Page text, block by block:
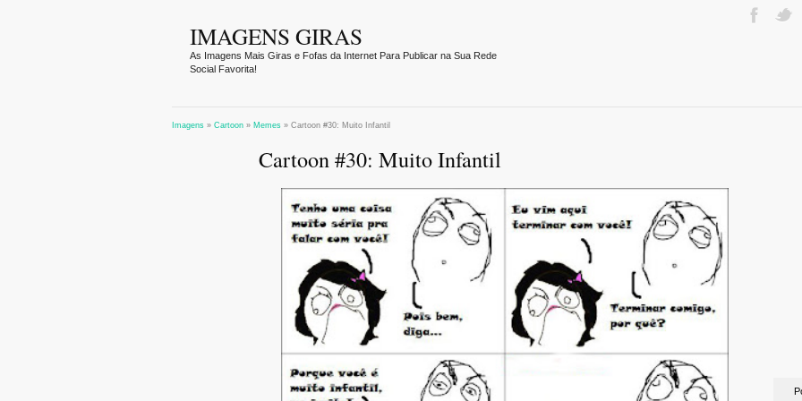
IMAGENS GIRAS
As Imagens Mais Giras e Fofas da Internet Para Publicar na Sua Rede
Social Favorita!
Imagens » Cartoon » Memes » Cartoon #30: Muito Infantil
Cartoon #30: Muito Infantil